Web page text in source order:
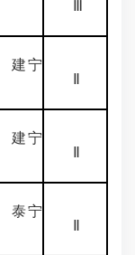
宁
宁
宁